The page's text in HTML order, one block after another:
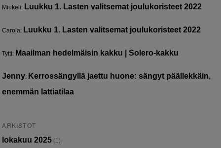
Miukeli: Luukku 1. Lasten valitsemat joulukoristeet 2022
Carola: Luukku 1. Lasten valitsemat joulukoristeet 2022
Tytti: Maailman hedelmäisin kakku | Solero-kakku
Jenny: Kerrossängyllä jaettu huone: sängyt päällekkäin,
enemmän lattiatilaa
ARKISTOT
lokakuu 2025 (1)